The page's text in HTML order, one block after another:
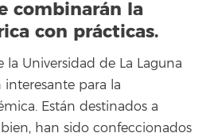
combinarán la
con prácticas.
la Universidad de La Laguna
interesante para la
Están destinados a
han sido confeccionados